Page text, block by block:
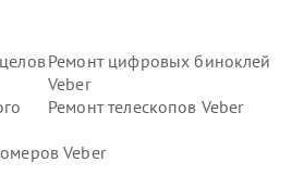
Ремонт цифровых биноклей
Veber
Ремонт телескопов Veber
Veber